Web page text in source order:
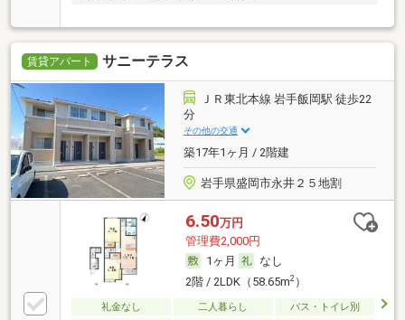
賃貸アパート サニーテラス
ＪＲ東北本線 岩手飯岡駅 徒歩22
分
その他の交通
築17年1ヶ月 / 2階建
岩手県盛岡市永井２５地割
6.50万円
管理費2,000円
1ヶ月
なし
2階 / 2LDK（58.65m2）
礼金なし 二人暮らし
バス・トイレ別